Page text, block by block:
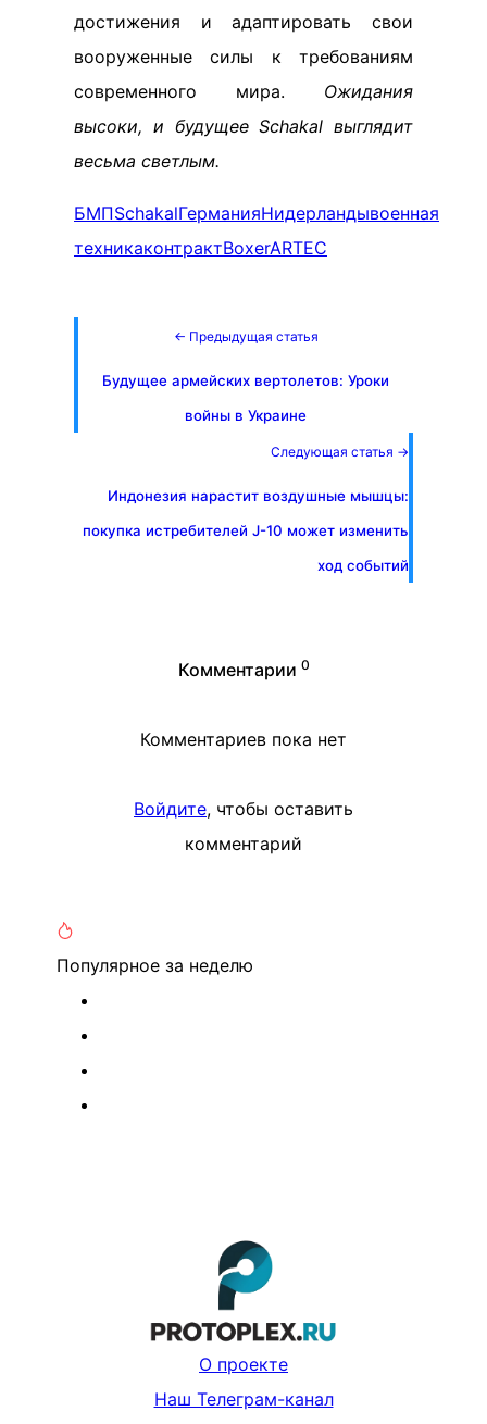
достижения и адаптировать свои
вооруженные силы к требованиям
современного мира. Ожидания
высоки, и будущее Schakal выглядит
весьма светлым.
БМПSchakalГерманияНидерландывоенная
техникаконтрактBoxerARTEC
← Предыдущая статья
Будущее армейских вертолетов: Уроки
войны в Украине
Следующая статья →
Индонезия нарастит воздушные мышцы:
покупка истребителей J-10 может изменить
ход событий
Комментарии 0
Комментариев пока нет
Войдите, чтобы оставить
комментарий
Популярное за неделю
О проекте
Наш Телеграм-канал